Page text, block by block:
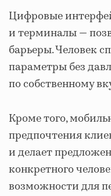
Цифровые
и терминалы —
барьеры. Человек
параметры без
по собственному
Кроме того,
предпочтения
и делает
конкретного
возможности для